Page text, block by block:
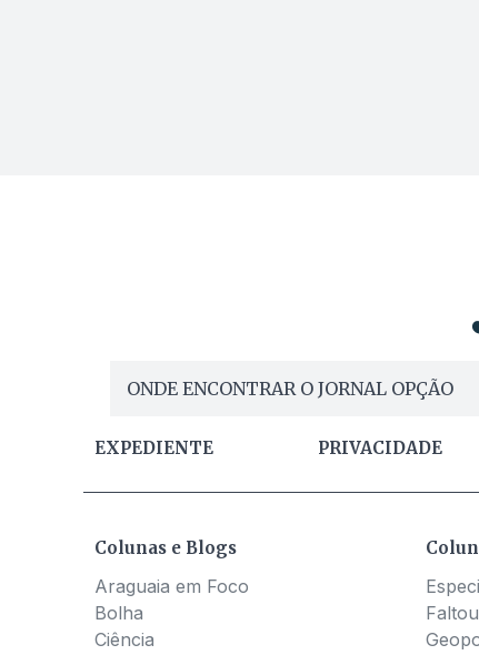
ONDE ENCONTRAR O JORNAL OPÇÃO
EXPEDIENTE PRIVACIDADE
Colunas e Blogs
Araguaia em Foco
Bolha
Ciência